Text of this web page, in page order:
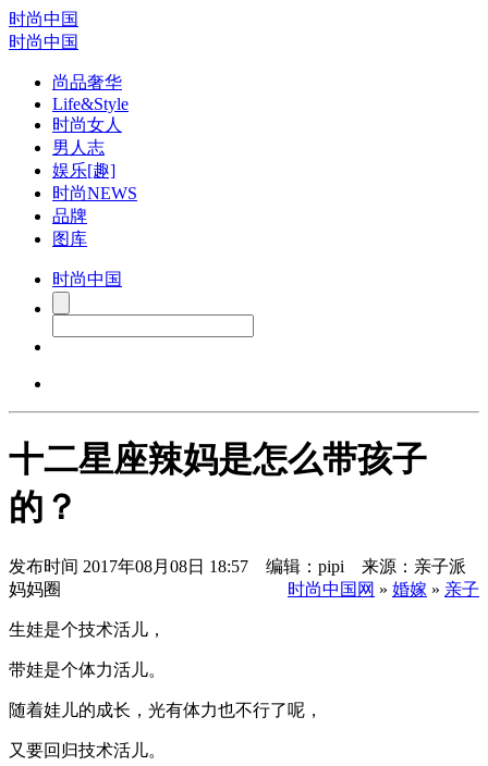
时尚中国
时尚中国
尚品奢华
Life&Style
时尚女人
男人志
娱乐[趣]
时尚NEWS
品牌
图库
时尚中国
十二星座辣妈是怎么带孩子
的？
发布时间 2017年08月08日 18:57 编辑：pipi 来源：亲子派
妈妈圈
时尚中国网 » 婚嫁 » 亲子
生娃是个技术活儿，
带娃是个体力活儿。
随着娃儿的成长，光有体力也不行了呢，
又要回归技术活儿。